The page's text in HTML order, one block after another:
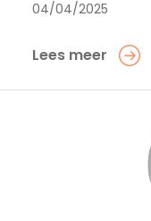
04/04/2025
Lees meer